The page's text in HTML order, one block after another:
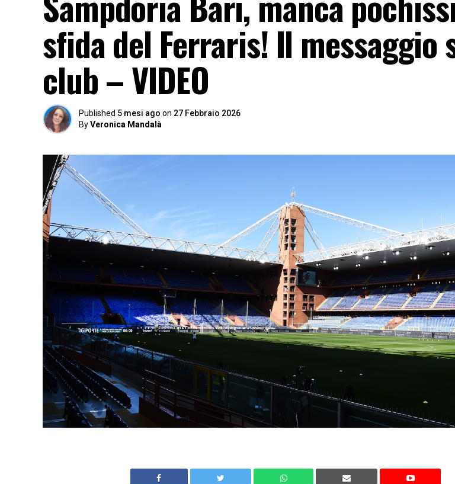
sfida del Ferraris! Il messaggio
club – VIDEO
Published 5 mesi ago on 27 Febbraio 2026
ByVeronica Mandalà